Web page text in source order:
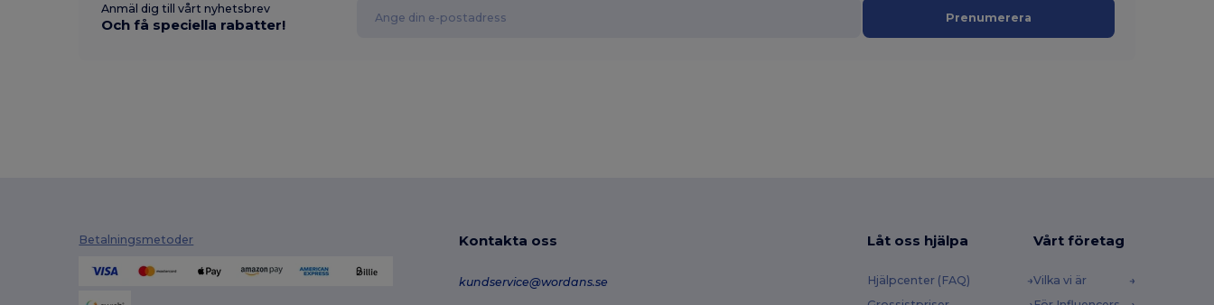
Anmäl dig till vårt nyhetsbrev
Och få speciella rabatter! Prenumerera
Betalningsmetoder Kontakta oss
kundservice@wordans.se
Låt oss hjälpa
Hjälpcenter (FAQ)
Vårt företag
Vilka vi är